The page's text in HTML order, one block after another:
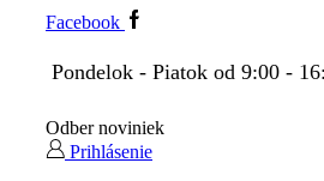
Facebook
Pondelok - Piatok od 9:00 -
Odber noviniek
Prihlásenie